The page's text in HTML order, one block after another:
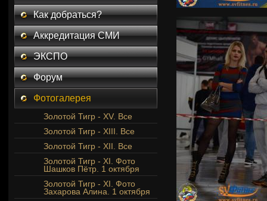
Как добраться?
Аккредитация СМИ
ЭКСПО
Форум
Фотогалерея
Золотой Тигр - XV. Все
Золотой Тигр - XIII. Все
Золотой Тигр - XII. Все
Золотой Тигр - XI. Фото
Шашков Пётр. 1 октября
Золотой Тигр - XI. Фото
Захарова Алина. 1 октября